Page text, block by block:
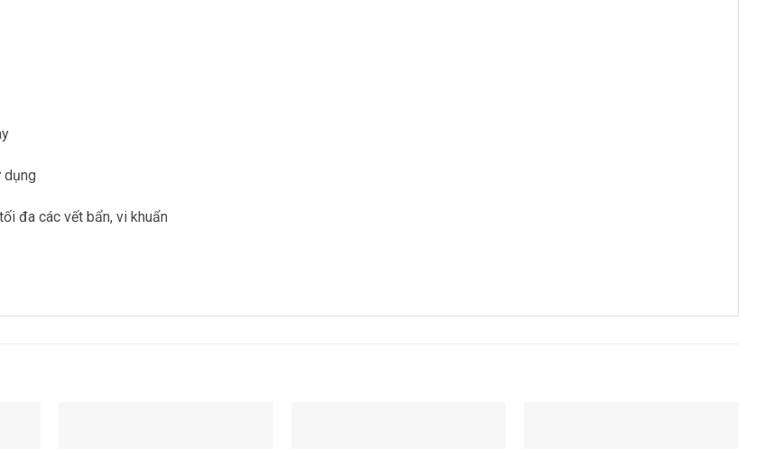
dụng
đa các vết bẩn, vi khuẩn